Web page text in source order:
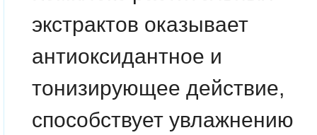
экстрактов оказывает
антиоксидантное и
тонизирующее действие,
способствует увлажнению